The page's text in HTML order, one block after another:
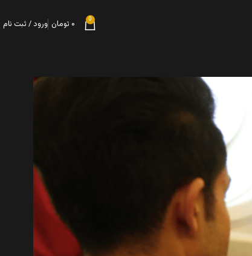
0 ۰ تومان ورود / ثبت نام